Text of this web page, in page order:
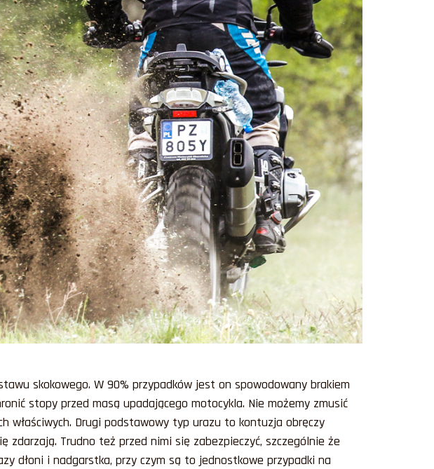
skokowego. W 90% przypadków jest on spowodowany brakiem
stopy przed masą upadającego motocykla. Nie możemy zmusić
właściwych. Drugi podstawowy typ urazu to kontuzja obręczy
zdarzają. Trudno też przed nimi się zabezpieczyć, szczególnie że
dłoni i nadgarstka, przy czym są to jednostkowe przypadki na